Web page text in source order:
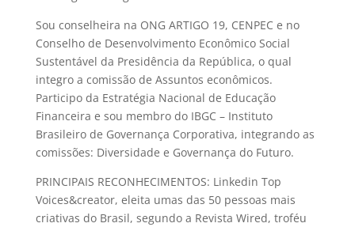
Sou conselheira na ONG ARTIGO 19, CENPEC e no
Conselho de Desenvolvimento Econômico Social
Sustentável da Presidência da República, o qual
integro a comissão de Assuntos econômicos.
Participo da Estratégia Nacional de Educação
Financeira e sou membro do IBGC – Instituto
Brasileiro de Governança Corporativa, integrando as
comissões: Diversidade e Governança do Futuro.
PRINCIPAIS RECONHECIMENTOS: Linkedin Top
Voices&creator, eleita umas das 50 pessoas mais
criativas do Brasil, segundo a Revista Wired, troféu